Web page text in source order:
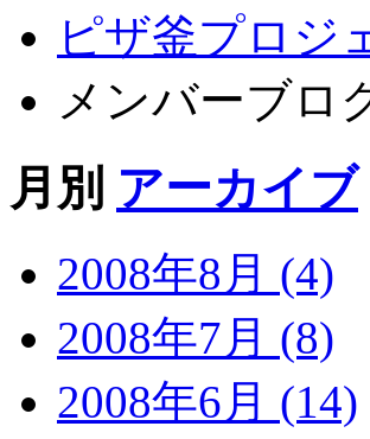
ピザ釜プロジ
メンバーブロ
月別 アーカイブ
2008年8月 (4)
2008年7月 (8)
2008年6月 (14)